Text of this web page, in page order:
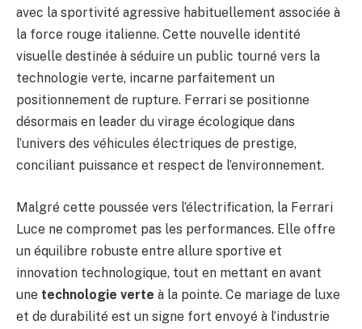
avec la sportivité agressive habituellement associée à
la force rouge italienne. Cette nouvelle identité
visuelle destinée à séduire un public tourné vers la
technologie verte, incarne parfaitement un
positionnement de rupture. Ferrari se positionne
désormais en leader du virage écologique dans
l’univers des véhicules électriques de prestige,
conciliant puissance et respect de l’environnement.
Malgré cette poussée vers l’électrification, la Ferrari
Luce ne compromet pas les performances. Elle offre
un équilibre robuste entre allure sportive et
innovation technologique, tout en mettant en avant
une technologie verte à la pointe. Ce mariage de luxe
et de durabilité est un signe fort envoyé à l’industrie